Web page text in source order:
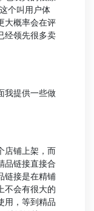
个叫用户体
大概率会在评
经领先很多卖
提供一些做
铺上架，而
品链接直接合
链接是在精铺
不会有很大的
用，等到精品